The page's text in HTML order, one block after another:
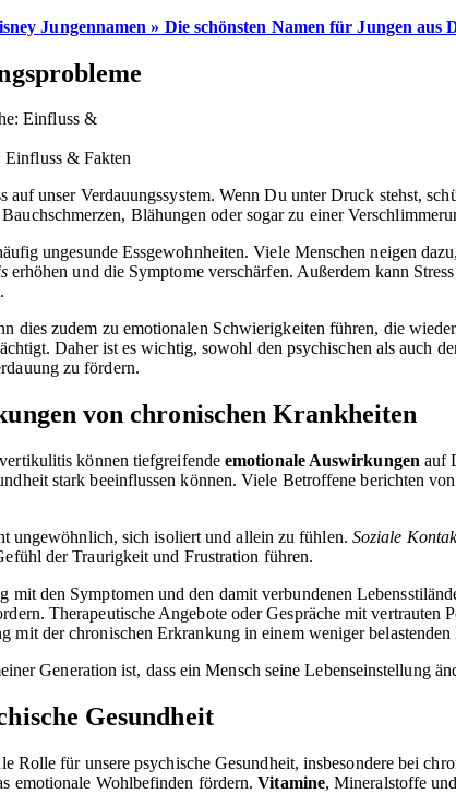
Jungennamen » Die schönsten Namen für Jungen aus
& Fakten
auf unser Verdauungssystem. Wenn Du unter Druck stehst,
Blähungen oder sogar zu einer
ungesunde Essgewohnheiten. Viele Menschen neigen
erhöhen und die Symptome verschärfen. Außerdem kann
dies zudem zu emotionalen Schwierigkeiten führen, die
Daher ist es wichtig, sowohl den psychischen als auch
zu fördern.
von chronischen Krankheiten
können tiefgreifendeemotionale Auswirkungen auf
stark beeinflussen können. Viele Betroffene berichten
ungewöhnlich, sich isoliert und allein zu fühlen. Soziale
der Traurigkeit und Frustration führen.
mit den Symptomen und den damit verbundenen
Therapeutische Angebote oder Gespräche mit
mit der chronischen Erkrankung in einem weniger belastenden
Generation ist, dass ein Mensch seine Lebenseinstellung
Gesundheit
Rolle für unsere psychische Gesundheit, insbesondere bei
emotionale Wohlbefinden fördern.Vitamine, Mineralstoffe